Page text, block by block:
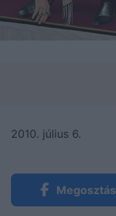
2010. július 6.
Megosztás